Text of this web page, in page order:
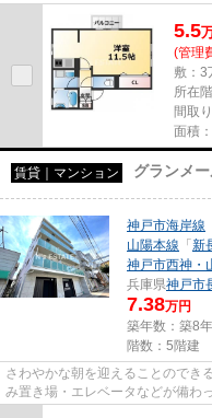
5.5
(管理
敷：3
所在
間取
面積
賃貸｜マンション グランメ
神戸市海岸線
山陽本線 「 新
神戸市西神・
兵庫県神戸市
7.38万円
築年数：築8
階数：5階建
さわやかな朝を迎えることのでき
み置き場・エレベータなどが備わ